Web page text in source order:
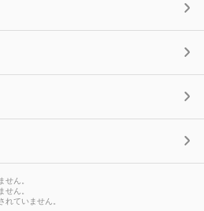
せん。
せん。
れていません。